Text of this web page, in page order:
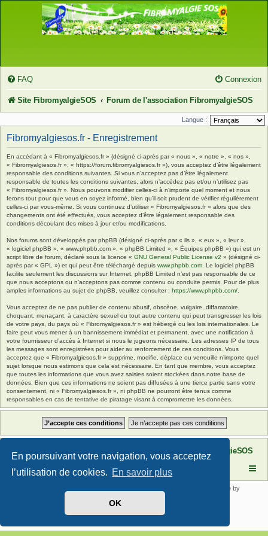
En poursuivant votre navigation, vous acceptez
l’utilisation de cookies. En savoir plus
OK
FAQ Connexion
Site FibromyalgieSOS Forum de l'association FibromyalgieSOS
Langue :
Fibromyalgiesos.fr - Enregistrement
En accédant à « Fibromyalgiesos.fr » (désigné ci-après par « nous », « notre », « nos »,
« Fibromyalgiesos.fr », « https://forum.fibromyalgiesos.fr »), vous acceptez d’être légalement
responsable des conditions suivantes. Si vous n’acceptez pas d’être légalement
responsable de toutes les conditions suivantes, alors n’accédez pas et/ou n’utilisez pas
« Fibromyalgiesos.fr ». Nous pouvons modifier celles-ci à n’importe quel moment et nous
ferons tout pour que vous en soyez informé, bien qu’il soit prudent de vérifier régulièrement
celles-ci par vous-même. Si vous continuez d’utiliser « Fibromyalgiesos.fr » alors que des
changements ont été effectués, vous acceptez d’être légalement responsable des
conditions découlant des mises à jour et/ou modifications.
Nos forums sont développés par phpBB (désigné ci-après par « ils », « eux », « leur »,
« logiciel phpBB », « www.phpbb.com », « phpBB Limited », « Équipes phpBB ») qui est un
script libre de forum, déclaré sous la licence « GNU General Public License v2 » (désigné ci-
après par « GPL ») et qui peut être téléchargé depuis www.phpbb.com . Le logiciel phpBB
facilite seulement les discussions sur Internet. phpBB Limited n’est pas responsable de ce
que nous acceptons ou n’acceptons pas comme contenu ou conduite permis. Pour de plus
amples informations au sujet de phpBB, veuillez consulter : https://www.phpbb.com/
Vous acceptez de ne pas publier de contenu abusif, obscène, vulgaire, diffamatoire,
choquant, menaçant, à caractère sexuel ou tout autre contenu qui peut transgresser les lois
de votre pays, du pays où « Fibromyalgiesos.fr » est hébergé ou les lois internationales. Le
faire peut vous mener à un bannissement immédiat et permanent, avec une notification à
votre fournisseur d’accès à Internet si nous le jugeons nécessaire. Les adresses IP de tous
les messages sont enregistrées pour aider au renforcement de ces conditions. Vous
acceptez que « Fibromyalgiesos.fr » supprime, modifie, déplace ou verrouille n’importe quel
sujet lorsque nous estimons que cela est nécessaire. En tant que membre, vous acceptez
que toutes les informations que vous avez saisies soient stockées dans notre base de
données. Bien que ces informations ne soient pas diffusées à une tierce partie sans votre
consentement, ni « Fibromyalgiesos.fr », ni phpBB ne pourront être tenus comme
responsables en cas de tentative de piratage visant à compromettre les données.
Site FibromyalgieSOS Forum de l'association FibromyalgieSOS
® Forum Software © phpBB Limited | SE Square by
Traduit par